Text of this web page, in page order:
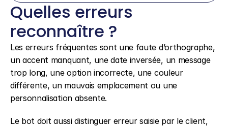
Quelles erreurs
reconnaître ?
Les erreurs fréquentes sont une faute d’orthographe,
un accent manquant, une date inversée, un message
trop long, une option incorrecte, une couleur
différente, un mauvais emplacement ou une
personnalisation absente.
Le bot doit aussi distinguer erreur saisie par le client,